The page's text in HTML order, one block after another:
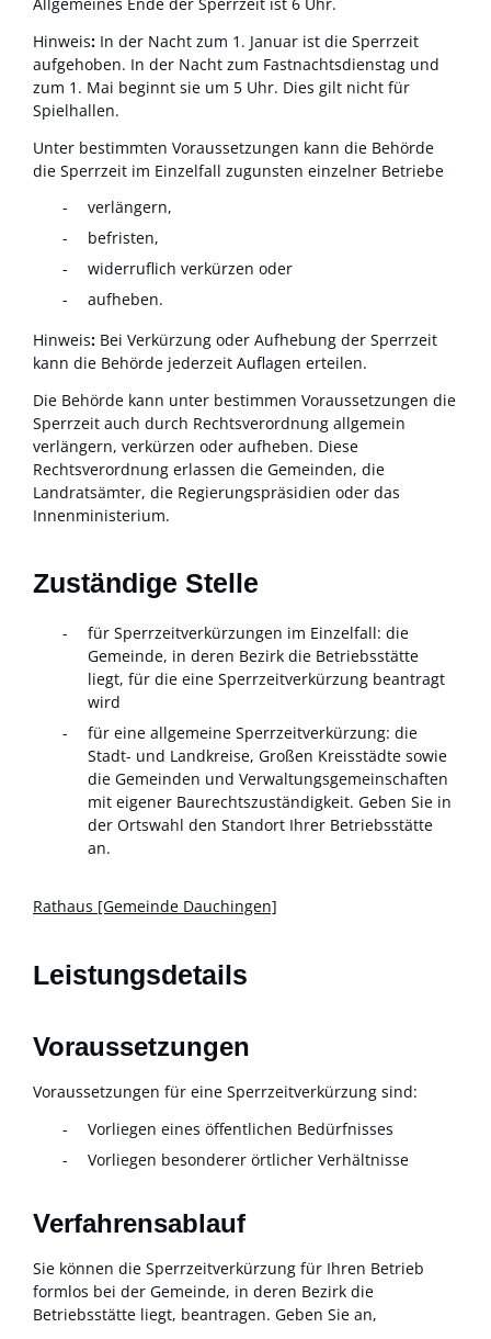
Allgemeines Ende der Sperrzeit ist 6 Uhr.
Hinweis: In der Nacht zum 1. Januar ist die Sperrzeit
aufgehoben. In der Nacht zum Fastnachtsdienstag und
zum 1. Mai beginnt sie um 5 Uhr. Dies gilt nicht für
Spielhallen.
Unter bestimmten Voraussetzungen kann die Behörde
die Sperrzeit im Einzelfall zugunsten einzelner Betriebe
verlängern,
befristen,
widerruflich verkürzen oder
aufheben.
Hinweis: Bei Verkürzung oder Aufhebung der Sperrzeit
kann die Behörde jederzeit Auflagen erteilen.
Die Behörde kann unter bestimmen Voraussetzungen die
Sperrzeit auch durch Rechtsverordnung allgemein
verlängern, verkürzen oder aufheben. Diese
Rechtsverordnung erlassen die Gemeinden, die
Landratsämter, die Regierungspräsidien oder das
Innenministerium.
Zuständige Stelle
für Sperrzeitverkürzungen im Einzelfall: die
Gemeinde, in deren Bezirk die Betriebsstätte
liegt, für die eine Sperrzeitverkürzung beantragt
wird
für eine allgemeine Sperrzeitverkürzung: die
Stadt- und Landkreise, Großen Kreisstädte sowie
die Gemeinden und Verwaltungsgemeinschaften
mit eigener Baurechtszuständigkeit. Geben Sie in
der Ortswahl den Standort Ihrer Betriebsstätte
an.
Rathaus [Gemeinde Dauchingen]
Leistungsdetails
Voraussetzungen
Voraussetzungen für eine Sperrzeitverkürzung sind:
Vorliegen eines öffentlichen Bedürfnisses
Vorliegen besonderer örtlicher Verhältnisse
Verfahrensablauf
Sie können die Sperrzeitverkürzung für Ihren Betrieb
formlos bei der Gemeinde, in deren Bezirk die
Betriebsstätte liegt, beantragen. Geben Sie an,